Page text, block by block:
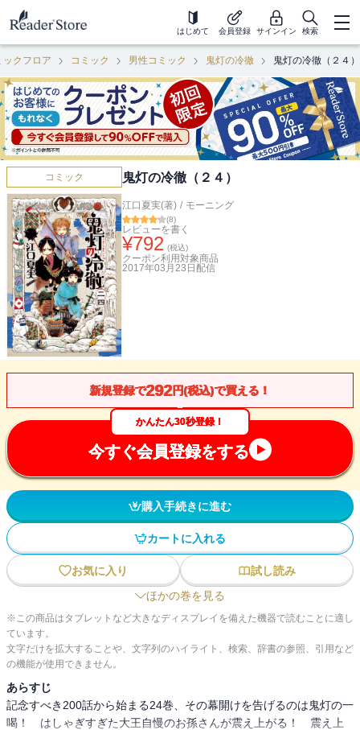
はじめて 会員登録 サインイン 検索
ックフロア コミック 男性コミック 鬼灯の冷徹 鬼灯の冷徹（２４）
コミック 鬼灯の冷徹（２４）
江口夏実(著) / モーニング
(8)
レビューを書く
¥792 (税込)
クーポン利用対象商品
2017年03月23日 配信
新規登録で292円(税込)で買える！
かんたん30秒登録！
今すぐ会員登録をする
購入手続きに進む
カートに入れる
お気に入り
試し読み
ほかの巻を見る
※この商品はタブレットなど大きなディスプレイを備えた機器で読むことに適し
ています。
文字だけを拡大することや、文字列のハイライト、検索、辞書の参照、引用など
の機能が使用できません。
あらすじ
記念すべき200話から始まる24巻、その幕開けを告げるのは鬼灯の一
喝！ はしゃぎすぎた大王自慢のお孫さんが震え上がる！ 震え上